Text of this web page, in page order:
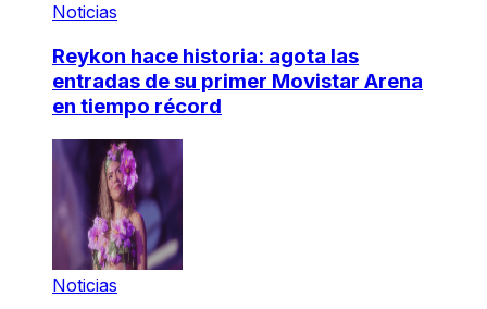
Noticias
Reykon hace historia: agota las
entradas de su primer Movistar Arena
en tiempo récord
Noticias